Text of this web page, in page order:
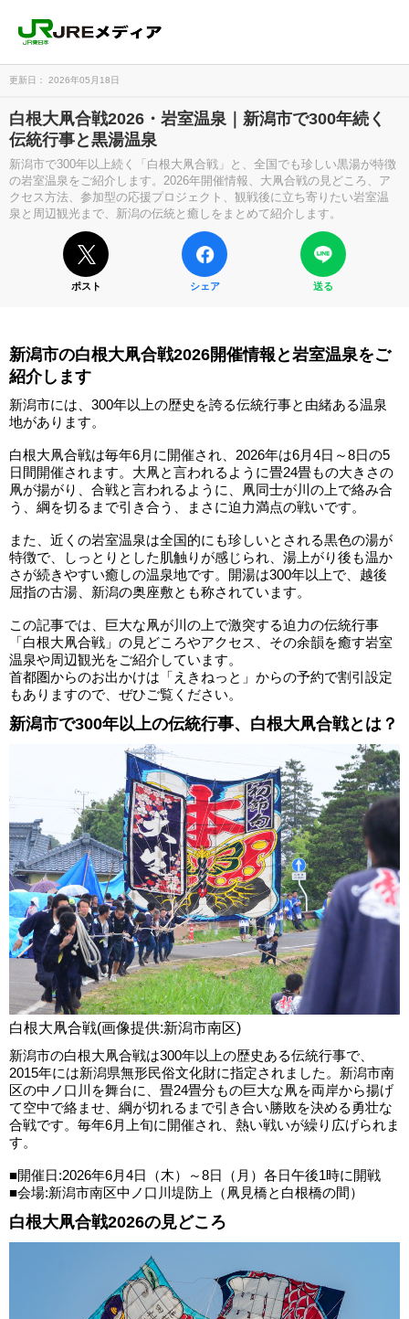
更新日： 2026年05月18日
白根大凧合戦2026・岩室温泉｜新潟市で300年続く
伝統行事と黒湯温泉
新潟市で300年以上続く「白根大凧合戦」と、全国でも珍しい黒湯が特徴
の岩室温泉をご紹介します。2026年開催情報、大凧合戦の見どころ、ア
クセス方法、参加型の応援プロジェクト、観戦後に立ち寄りたい岩室温
泉と周辺観光まで、新潟の伝統と癒しをまとめて紹介します。
ポスト シェア 送る
新潟市の白根大凧合戦2026開催情報と岩室温泉をご
紹介します
新潟市には、300年以上の歴史を誇る伝統行事と由緒ある温泉
地があります。
白根大凧合戦は毎年6月に開催され、2026年は6月4日～8日の5
日間開催されます。大凧と言われるように畳24畳もの大きさの
凧が揚がり、合戦と言われるように、凧同士が川の上で絡み合
う、綱を切るまで引き合う、まさに迫力満点の戦いです。
また、近くの岩室温泉は全国的にも珍しいとされる黒色の湯が
特徴で、しっとりとした肌触りが感じられ、湯上がり後も温か
さが続きやすい癒しの温泉地です。開湯は300年以上で、越後
屈指の古湯、新潟の奥座敷とも称されています。
この記事では、巨大な凧が川の上で激突する迫力の伝統行事
「白根大凧合戦」の見どころやアクセス、その余韻を癒す岩室
温泉や周辺観光をご紹介しています。
首都圏からのお出かけは「えきねっと」からの予約で割引設定
もありますので、ぜひご覧ください。
新潟市で300年以上の伝統行事、白根大凧合戦とは？
白根大凧合戦(画像提供:新潟市南区)
新潟市の白根大凧合戦は300年以上の歴史ある伝統行事で、
2015年には新潟県無形民俗文化財に指定されました。新潟市南
区の中ノ口川を舞台に、畳24畳分もの巨大な凧を両岸から揚げ
て空中で絡ませ、綱が切れるまで引き合い勝敗を決める勇壮な
合戦です。毎年6月上旬に開催され、熱い戦いが繰り広げられま
す。
■開催日:2026年6月4日（木）～8日（月）各日午後1時に開戦
■会場:新潟市南区中ノ口川堤防上（凧見橋と白根橋の間）
白根大凧合戦2026の見どころ